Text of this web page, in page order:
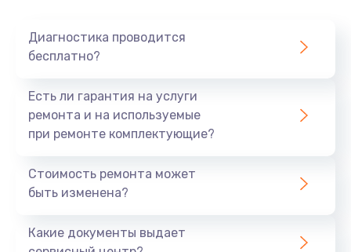
Диагностика проводится
бесплатно?
Есть ли гарантия на услуги
ремонта и на используемые
при ремонте комплектующие?
Стоимость ремонта может
быть изменена?
Какие документы выдает